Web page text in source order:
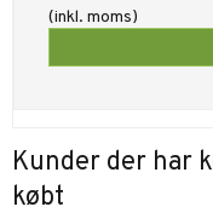
(inkl. moms)
Kunder der har
købt